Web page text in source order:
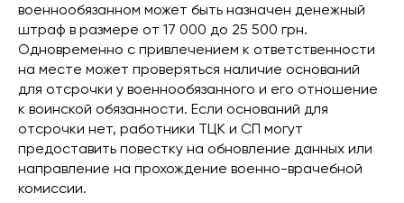
военнообязанном может быть назначен денежный
штраф в размере от 17 000 до 25 500 грн.
Одновременно с привлечением к ответственности
на месте может проверяться наличие оснований
для отсрочки у военнообязанного и его отношение
к воинской обязанности. Если оснований для
отсрочки нет, работники ТЦК и СП могут
предоставить повестку на обновление данных или
направление на прохождение военно-врачебной
комиссии.